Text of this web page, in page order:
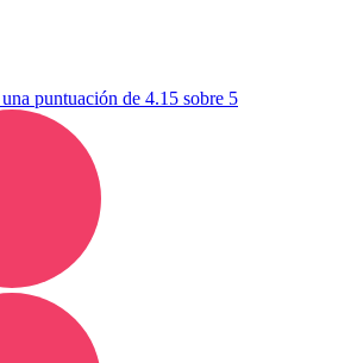
puntuación de 4.15 sobre 5